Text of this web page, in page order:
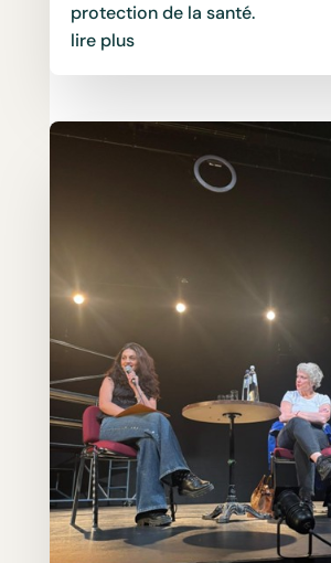
protection de la santé.
lire plus